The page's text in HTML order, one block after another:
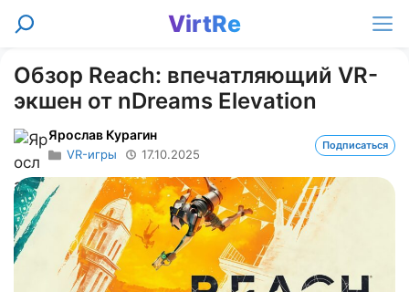
Перейти
VirtRe
Поиск
Обзор Reach: впечатляющий VR-
экшен от nDreams Elevation
Ярослав Курагин
VR-игры 17.10.2025
Подписаться